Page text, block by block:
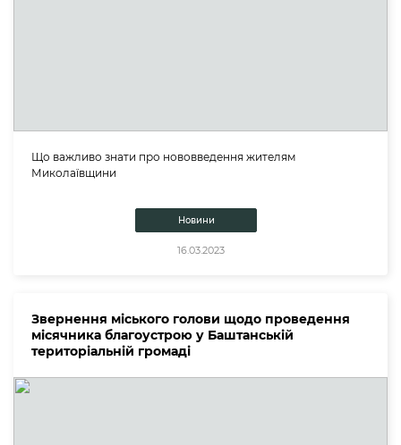
Що важливо знати про нововведення жителям
Миколаївщини
Новини
16.03.2023
Звернення міського голови щодо проведення
місячника благоустрою у Баштанській
територіальній громаді